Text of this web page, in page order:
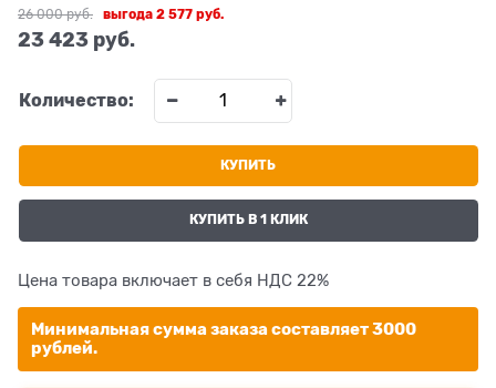
26 000 руб.
23 423 руб.
выгода2 577 руб.
Количество:
КУПИТЬ
КУПИТЬ В 1 КЛИК
Цена товара включает в себя НДС 22%
Минимальная сумма заказа составляет 3000
рублей.